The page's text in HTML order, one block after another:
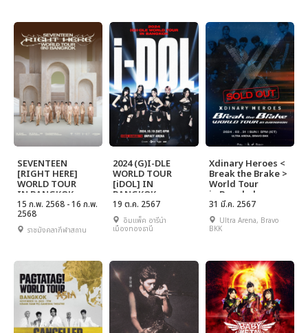
SEVENTEEN
[RIGHT HERE]
WORLD TOUR
IN BANGKOK
15 ก.พ. 2568 - 16 ก.พ.
2568
ราชมังคลากีฬาสถาน
2024 (G)I-DLE
WORLD TOUR
[iDOL] IN
BANGKOK
19 ต.ค. 2567
อิมแพ็ค อารีน่า
เมืองทองธานี
Xdinary Heroes <
Break the Brake >
World Tour
in Bangkok
31 มี.ค. 2567
Ultra Arena, Bravo
BKK